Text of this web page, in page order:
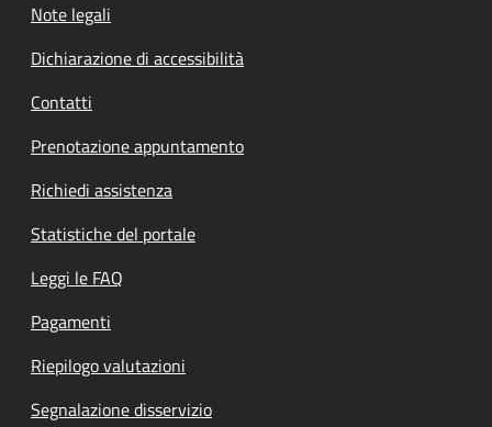
Note legali
Dichiarazione di accessibilità
Contatti
Prenotazione appuntamento
Richiedi assistenza
Statistiche del portale
Leggi le FAQ
Pagamenti
Riepilogo valutazioni
Segnalazione disservizio